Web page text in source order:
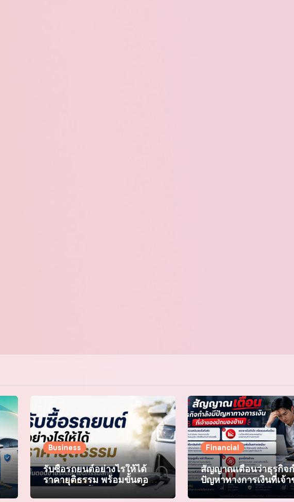
Business
รับซื้อรถยนต์อย่างไรให้ได้
ราคายุติธรรม พร้อมขั้นตอน
ขายรถและโอนกรรมสิทธิ์
Financial
สัญญาณเตือนว่าธุรกิจ
ปัญหาทางการเงินที่เจ้
มองข้าม